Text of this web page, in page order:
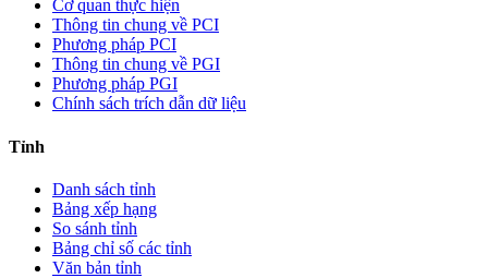
Cơ quan thực hiện
Thông tin chung về PCI
Phương pháp PCI
Thông tin chung về PGI
Phương pháp PGI
Chính sách trích dẫn dữ liệu
Tỉnh
Danh sách tỉnh
Bảng xếp hạng
So sánh tỉnh
Bảng chỉ số các tỉnh
Văn bản tỉnh